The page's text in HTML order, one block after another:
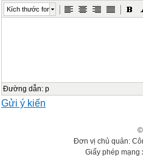
Kích thước font
Đường dẫn: p
Gửi ý kiến
Đơn vị chủ quản:
Giấy phép mạng